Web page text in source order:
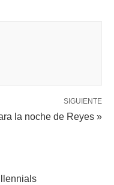
SIGUIENTE
la noche de Reyes »